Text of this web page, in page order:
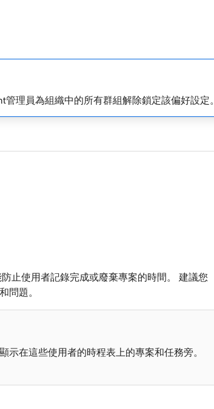
理員為組織中的所有群組解除鎖定該偏好設定。
止使用者記錄完成或廢棄專案的時間。 建議您
問題。
在這些使用者的時程表上的專案和任務旁。